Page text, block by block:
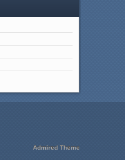
Admired Theme